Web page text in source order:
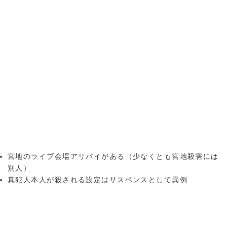
宮地のライブ会場アリバイがある（少なくとも宮地殺害には
別人）
真犯人本人が殺される設定はサスペンスとして異例